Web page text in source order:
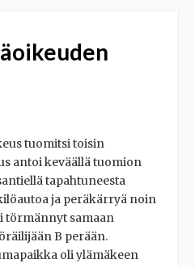
tuomitsi toisin
antoi keväällä tuomion
tapahtuneesta
ja peräkärryä noin
törmännyt samaan
B perään.
oli ylämäkeen